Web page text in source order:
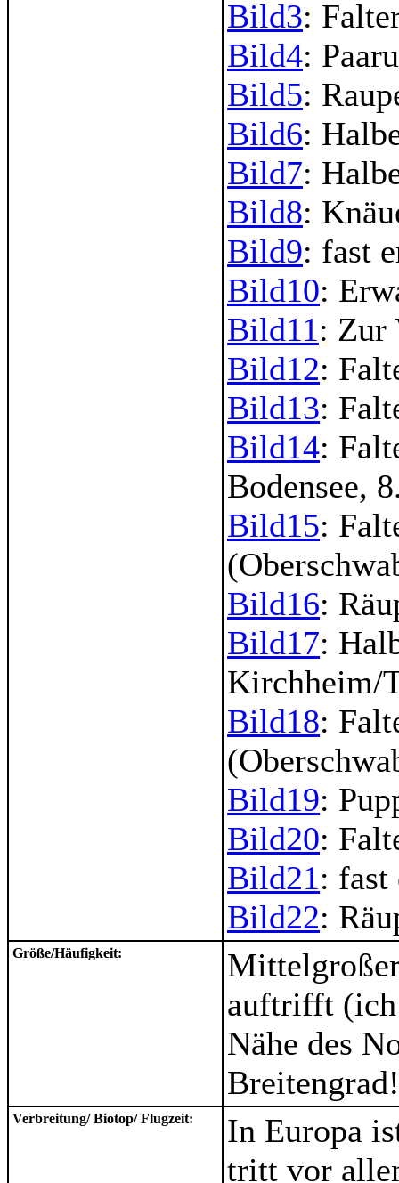
Bild3:
Bild4:
Bild5:
Bild6:
Bild7:
Bild8:
Bild9: fast
Bild10:
Bild11: Zur
Bild12:
Bild13:
Bild14:
Bodensee,
Bild15:
Bild16:
Bild17:
Kirchheim/
Bild18:
Bild19:
Bild20:
Bild21: fast
Bild22:
Größe/Häufigkeit:
auftrifft (ich
Nähe des
Verbreitung/ Biotop/ Flugzeit:
In Europa
tritt vor